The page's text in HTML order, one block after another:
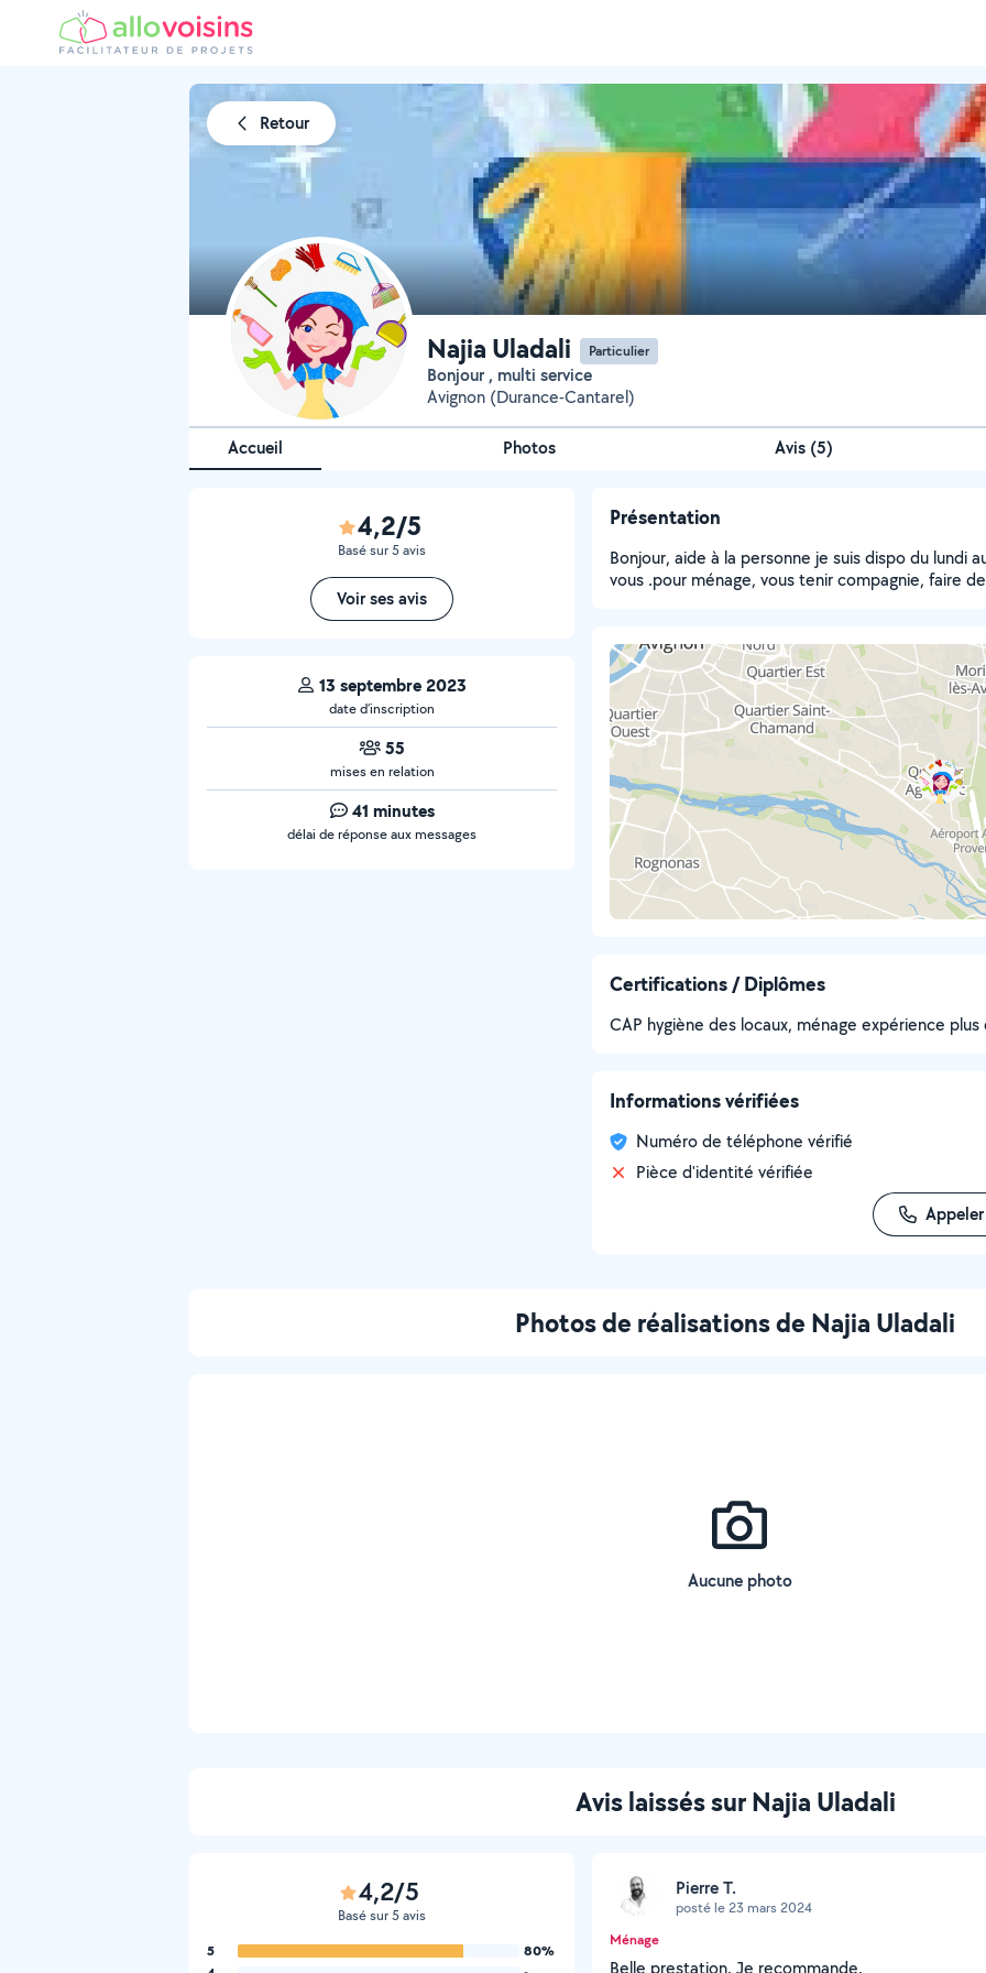
Retour
Najia Uladali Particulier
Bonjour , multi service
Avignon (Durance-Cantarel)
Accueil Photos Avis (5)
4,2/5
Basé sur 5 avis
Voir ses avis
13 septembre 2023
date d’inscription
55
mises en relation
41 minutes
délai de réponse aux messages
Présentation
Bonjour, aide à la personne je suis dispo du lundi
vous .pour ménage, vous tenir compagnie, faire
Certifications / Diplômes
CAP hygiène des locaux, ménage expérience plus
Informations vérifiées
Numéro de téléphone vérifié
Pièce d'identité vérifiée
Appeler
Photos de réalisations de Najia Uladali
Aucune photo
Avis laissés sur Najia Uladali
4,2/5
Basé sur 5 avis
5
80%
Pierre T.
posté le 23 mars 2024
Ménage
Belle prestation. Je recommande.